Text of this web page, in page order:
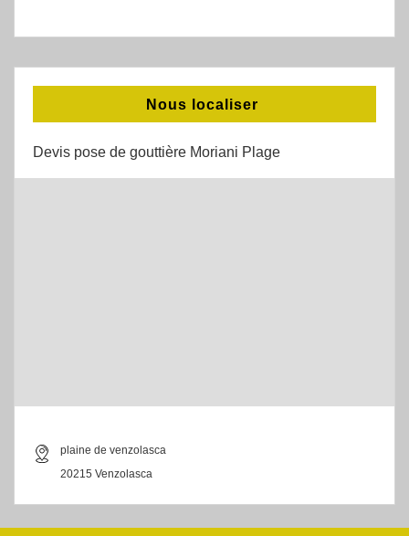
Nous localiser
Devis pose de gouttière Moriani Plage
plaine de venzolasca
20215 Venzolasca